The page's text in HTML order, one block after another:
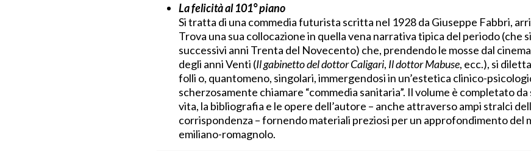
La felicità al 101° piano
Si tratta di una commedia futurista scritta nel 1928 da Giuseppe Fabbri,
Trova una sua collocazione in quella vena narrativa tipica del periodo (che
successivi anni Trenta del Novecento) che, prendendo le mosse dal
degli anni Venti (Il gabinetto del dottor Caligari, Il dottor Mabuse, ecc.), si
folli o, quantomeno, singolari, immergendosi in un’estetica clinico-
scherzosamente chiamare “commedia sanitaria”. Il volume è completato
vita, la bibliografia e le opere dell’autore – anche attraverso ampi stralci
corrispondenza – fornendo materiali preziosi per un approfondimento del
emiliano-romagnolo.